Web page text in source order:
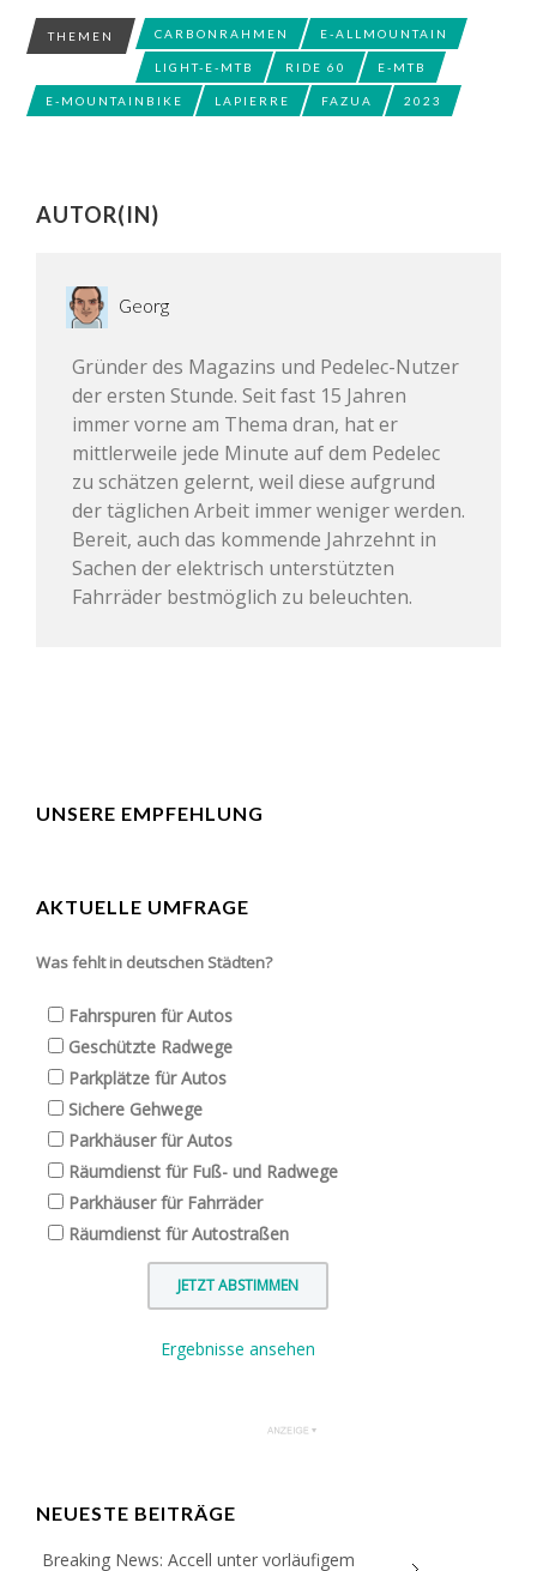
THEMEN CARBONRAHMEN E-ALLMOUNTAIN
LIGHT-E-MTB RIDE 60 E-MTB
E-MOUNTAINBIKE LAPIERRE FAZUA 2023
AUTOR(IN)
Georg
Gründer des Magazins und Pedelec-Nutzer
der ersten Stunde. Seit fast 15 Jahren
immer vorne am Thema dran, hat er
mittlerweile jede Minute auf dem Pedelec
zu schätzen gelernt, weil diese aufgrund
der täglichen Arbeit immer weniger werden.
Bereit, auch das kommende Jahrzehnt in
Sachen der elektrisch unterstützten
Fahrräder bestmöglich zu beleuchten.
UNSERE EMPFEHLUNG
AKTUELLE UMFRAGE
Was fehlt in deutschen Städten?
Fahrspuren für Autos
Geschützte Radwege
Parkplätze für Autos
Sichere Gehwege
Parkhäuser für Autos
Räumdienst für Fuß- und Radwege
Parkhäuser für Fahrräder
Räumdienst für Autostraßen
Ergebnisse ansehen
NEUESTE BEITRÄGE
Breaking News: Accell unter vorläufigem